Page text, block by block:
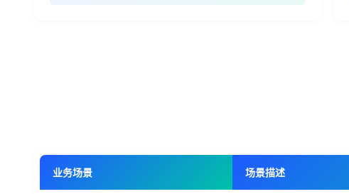
业务场景 场景描述